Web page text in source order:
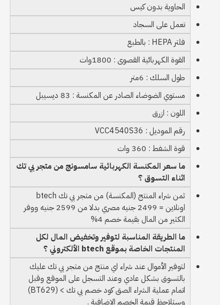
الحاوية بدون كيس
تعمل على السجاد
فلتر HEPA : بالطبع
القوة الكهربائية القصوى : 1800وات
طول السلك : 6متر
مستوي الضوضاء الصادر عن المكنسة : 83 ديسيبل
اللون : ازرق
رقم الموديل : VCC4540S36
قوة الشفط : 360 وات
ما سعر المكنسة الكهربائية سامسونج من متجر بي تك
اثناء التسوق ؟
ثمن شراء المنتج (المكنسة) من متجر بي تك btech
اونلاين = 2499 جنيه مصري بدلا من 2599 جنيه ووفر
الكثير من المال بقيمة خصم 4%
ما الطريقة المناسبة لتوفير وتخفيض المال لكل
المنتجات الخاصة بموقع btech الألكتروني ؟
لتوفير الأموال عند شراء اي منتج من متجر بي تك عليك
بالتسوق بشكل عادي وعند التسجل على الموقع وقبل
اتمام عملية الشراء الصق كود خصم بي تك > (BT629)
وستلاحظ قيمة الخصم الاضافية .